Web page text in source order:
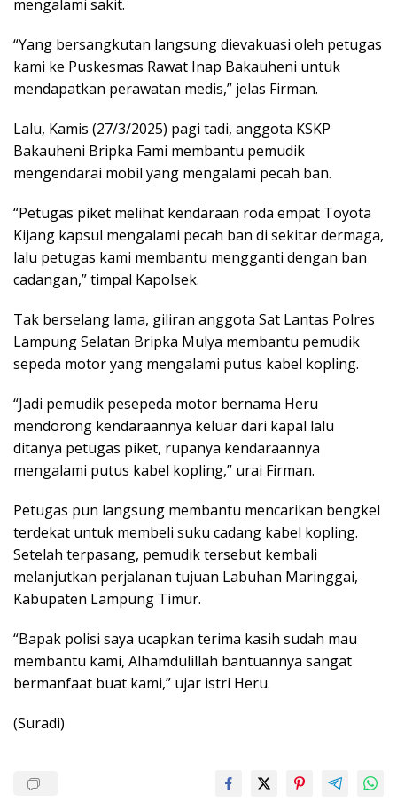
mengalami sakit.
“Yang bersangkutan langsung dievakuasi oleh petugas
kami ke Puskesmas Rawat Inap Bakauheni untuk
mendapatkan perawatan medis,” jelas Firman.
Lalu, Kamis (27/3/2025) pagi tadi, anggota KSKP
Bakauheni Bripka Fami membantu pemudik
mengendarai mobil yang mengalami pecah ban.
“Petugas piket melihat kendaraan roda empat Toyota
Kijang kapsul mengalami pecah ban di sekitar dermaga,
lalu petugas kami membantu mengganti dengan ban
cadangan,” timpal Kapolsek.
Tak berselang lama, giliran anggota Sat Lantas Polres
Lampung Selatan Bripka Mulya membantu pemudik
sepeda motor yang mengalami putus kabel kopling.
“Jadi pemudik pesepeda motor bernama Heru
mendorong kendaraannya keluar dari kapal lalu
ditanya petugas piket, rupanya kendaraannya
mengalami putus kabel kopling,” urai Firman.
Petugas pun langsung membantu mencarikan bengkel
terdekat untuk membeli suku cadang kabel kopling.
Setelah terpasang, pemudik tersebut kembali
melanjutkan perjalanan tujuan Labuhan Maringgai,
Kabupaten Lampung Timur.
“Bapak polisi saya ucapkan terima kasih sudah mau
membantu kami, Alhamdulillah bantuannya sangat
bermanfaat buat kami,” ujar istri Heru.
(Suradi)